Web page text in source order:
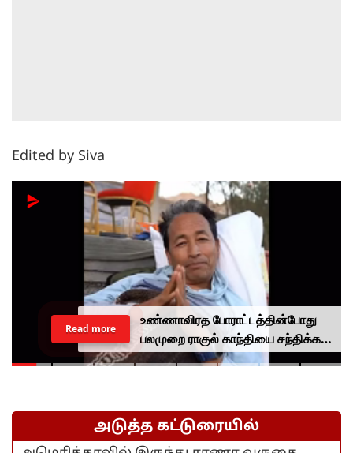
Edited by Siva
உண்ணாவிரத போராட்டத்தின்போது
பலமுறை ராகுல் காந்தியை சந்திக்க
முயன்றாரா சோனம் வாங்சுக்
Read more
அடுத்த கட்டுரையில்